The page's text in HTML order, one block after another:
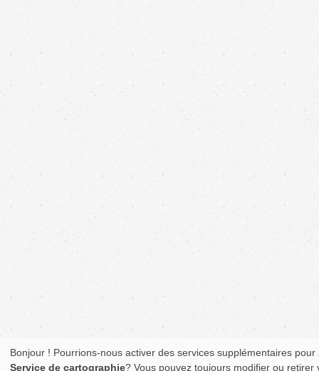
Bonjour ! Pourrions-nous activer des services supplémentaires pour
Service de cartographie? Vous pouvez toujours modifier ou